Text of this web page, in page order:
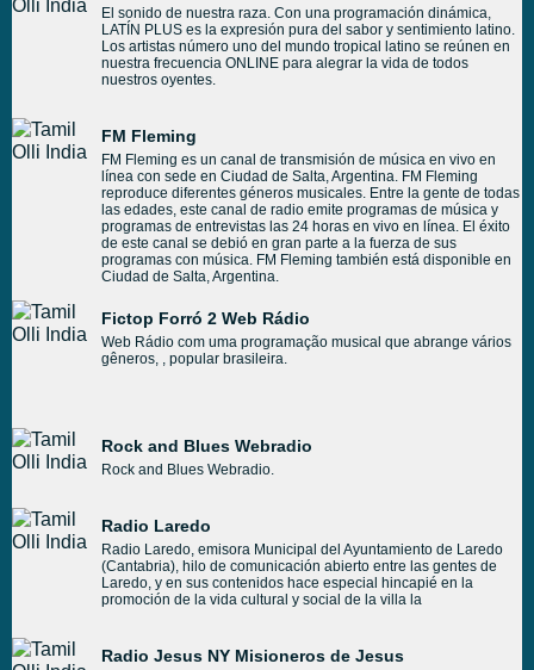
El sonido de nuestra raza. Con una programación dinámica,
LATÍN PLUS es la expresión pura del sabor y sentimiento latino.
Los artistas número uno del mundo tropical latino se reúnen en
nuestra frecuencia ONLINE para alegrar la vida de todos
nuestros oyentes.
FM Fleming
FM Fleming es un canal de transmisión de música en vivo en
línea con sede en Ciudad de Salta, Argentina. FM Fleming
reproduce diferentes géneros musicales. Entre la gente de todas
las edades, este canal de radio emite programas de música y
programas de entrevistas las 24 horas en vivo en línea. El éxito
de este canal se debió en gran parte a la fuerza de sus
programas con música. FM Fleming también está disponible en
Ciudad de Salta, Argentina.
Fictop Forró 2 Web Rádio
Web Rádio com uma programação musical que abrange vários
gêneros, , popular brasileira.
Rock and Blues Webradio
Rock and Blues Webradio.
Radio Laredo
Radio Laredo, emisora Municipal del Ayuntamiento de Laredo
(Cantabria), hilo de comunicación abierto entre las gentes de
Laredo, y en sus contenidos hace especial hincapié en la
promoción de la vida cultural y social de la villa la
Radio Jesus NY Misioneros de Jesus